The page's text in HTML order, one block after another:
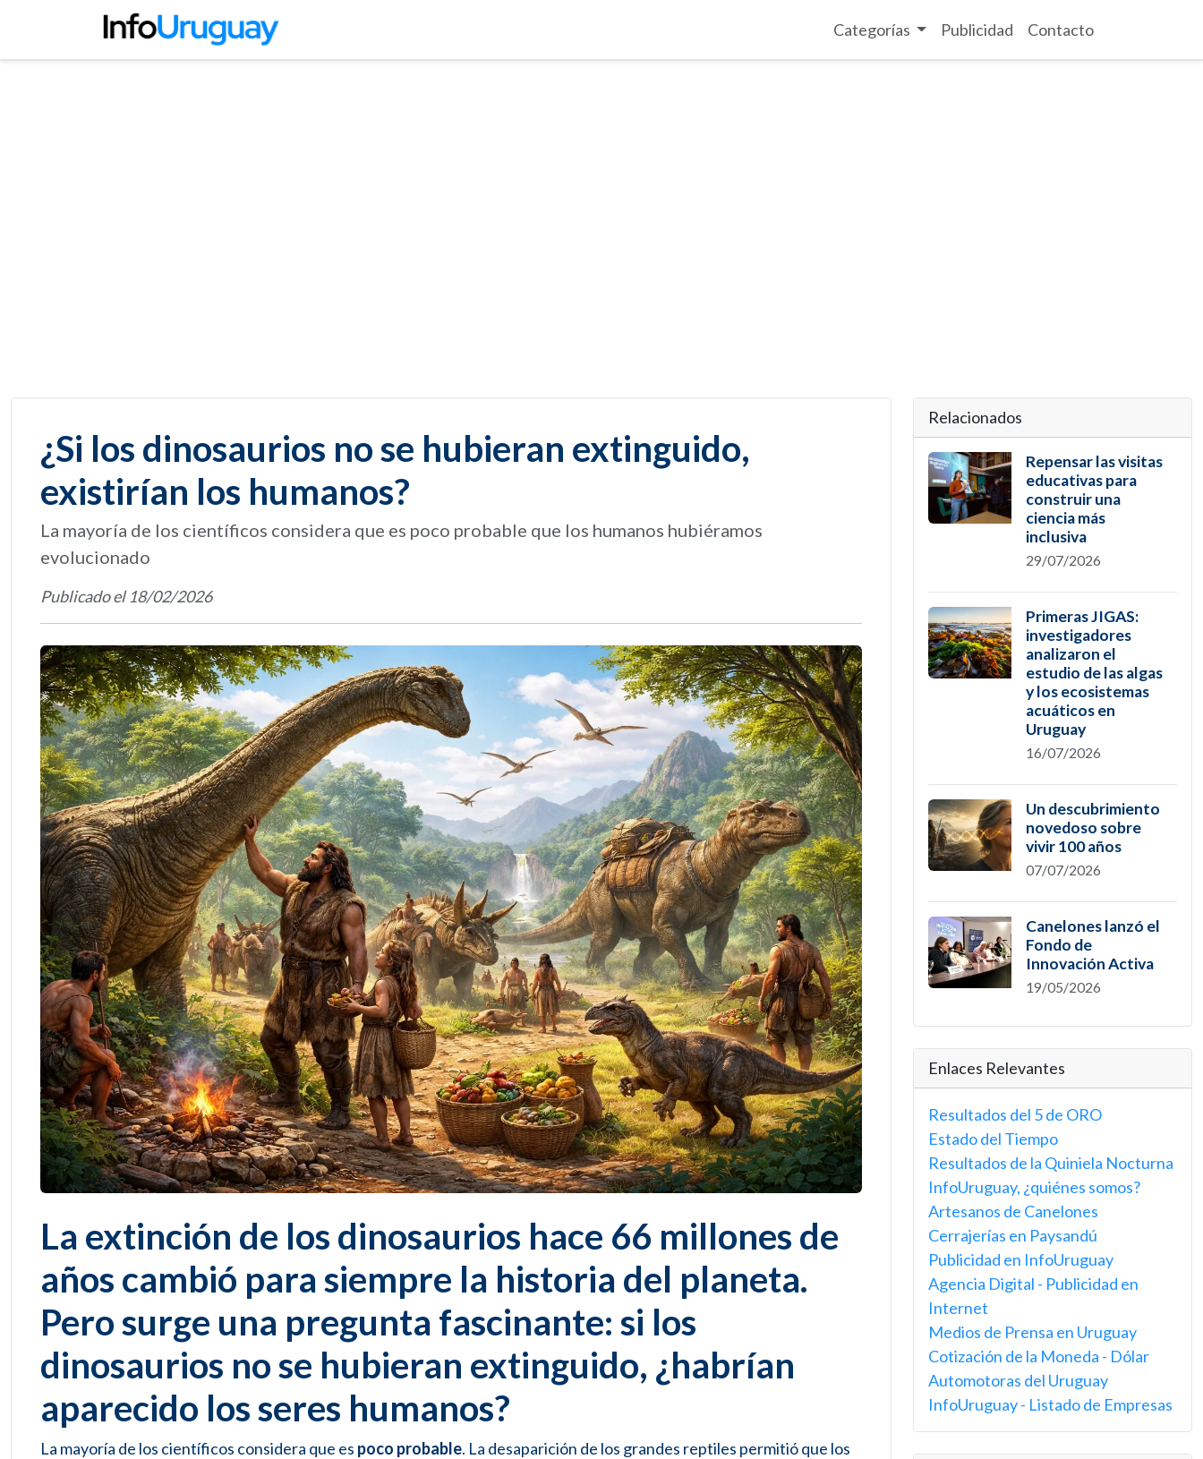
Categorías Publicidad Contacto
¿Si los dinosaurios no se hubieran extinguido,
existirían los humanos?
La mayoría de los científicos considera que es poco probable que los humanos hubiéramos
evolucionado
Publicado el 18/02/2026
La extinción de los dinosaurios hace 66 millones de
años cambió para siempre la historia del planeta.
Pero surge una pregunta fascinante: si los
dinosaurios no se hubieran extinguido, ¿habrían
aparecido los seres humanos?
La mayoría de los científicos considera que es poco probable. La desaparición de los grandes reptiles permitió que los
Relacionados
Repensar las visitas
educativas para
construir una
ciencia más
inclusiva
29/07/2026
Primeras JIGAS:
investigadores
analizaron el
estudio de las algas
y los ecosistemas
acuáticos en
Uruguay
16/07/2026
Un descubrimiento
novedoso sobre
vivir 100 años
07/07/2026
Canelones lanzó el
Fondo de
Innovación Activa
19/05/2026
Enlaces Relevantes
Resultados del 5 de ORO
Estado del Tiempo
Resultados de la Quiniela Nocturna
InfoUruguay, ¿quiénes somos?
Artesanos de Canelones
Cerrajerías en Paysandú
Publicidad en InfoUruguay
Agencia Digital - Publicidad en
Internet
Medios de Prensa en Uruguay
Cotización de la Moneda - Dólar
Automotoras del Uruguay
InfoUruguay - Listado de Empresas